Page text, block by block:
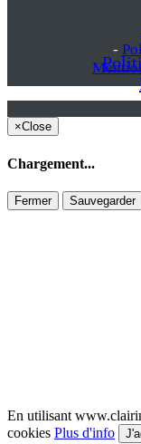
-
×Close
Chargement...
Fermer Sauvegarder
En utilisant
cookies Plus d'info